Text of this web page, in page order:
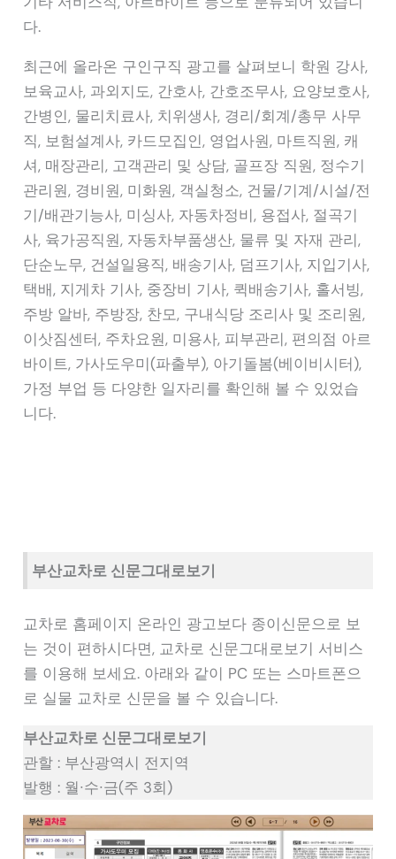
다.
최근에 올라온 구인구직 광고를 살펴보니 학원 강사,
보육교사, 과외지도, 간호사, 간호조무사, 요양보호사,
간병인, 물리치료사, 치위생사, 경리/회계/총무 사무
직, 보험설계사, 카드모집인, 영업사원, 마트직원, 캐
셔, 매장관리, 고객관리 및 상담, 골프장 직원, 정수기
관리원, 경비원, 미화원, 객실청소, 건물/기계/시설/전
기/배관기능사, 미싱사, 자동차정비, 용접사, 절곡기
사, 육가공직원, 자동차부품생산, 물류 및 자재 관리,
단순노무, 건설일용직, 배송기사, 덤프기사, 지입기사,
택배, 지게차 기사, 중장비 기사, 퀵배송기사, 홀서빙,
주방 알바, 주방장, 찬모, 구내식당 조리사 및 조리원,
이삿짐센터, 주차요원, 미용사, 피부관리, 편의점 아르
바이트, 가사도우미(파출부), 아기돌봄(베이비시터),
가정 부업 등 다양한 일자리를 확인해 볼 수 있었습
니다.
부산교차로 신문그대로보기
교차로 홈페이지 온라인 광고보다 종이신문으로 보
는 것이 편하시다면, 교차로 신문그대로보기 서비스
를 이용해 보세요. 아래와 같이 PC 또는 스마트폰으
로 실물 교차로 신문을 볼 수 있습니다.
부산교차로 신문그대로보기
관할 : 부산광역시 전지역
발행 : 월∙수∙금(주 3회)